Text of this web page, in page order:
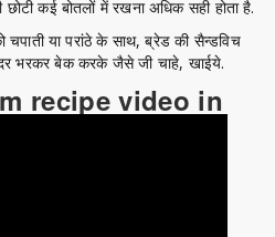
कई बोतलों में रखना अधिक सही होता है.
या परांठे के साथ, ब्रेड की सैन्डविच
भरकर बेक करके जैसे जी चाहे, खाईये.
recipe video in